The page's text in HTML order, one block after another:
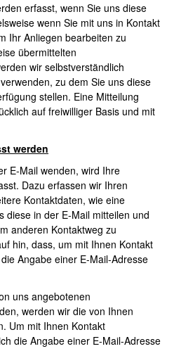
erfasst, wenn Sie uns diese
wenn Sie mit uns in Kontakt
Ihr Anliegen bearbeiten zu
übermittelten
wir selbstverständlich
zu dem Sie uns diese
stellen. Eine Mitteilung
auf freiwilliger Basis und mit
werden
E-Mail wenden, wird Ihre
Dazu erfassen wir Ihren
Kontaktdaten, wie eine
diese in der E-Mail mitteilen und
anderen Kontaktweg zu
hin, dass, um mit Ihnen Kontakt
Angabe einer E-Mail-Adresse
uns angebotenen
werden wir die von Ihnen
Um mit Ihnen Kontakt
die Angabe einer E-Mail-Adresse